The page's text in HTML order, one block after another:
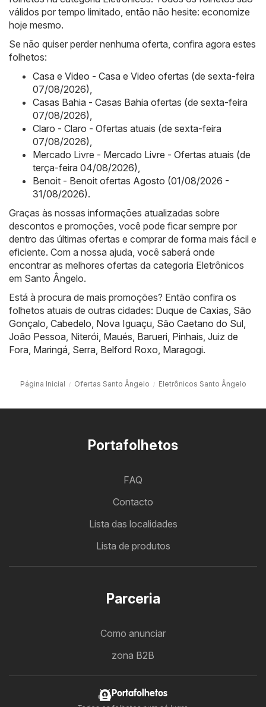
válidos por tempo limitado, então não hesite: economize
hoje mesmo.
Se não quiser perder nenhuma oferta, confira agora estes
folhetos:
Casa e Video - Casa e Video ofertas (de sexta-feira
07/08/2026),
Casas Bahia - Casas Bahia ofertas (de sexta-feira
07/08/2026),
Claro - Claro - Ofertas atuais (de sexta-feira
07/08/2026),
Mercado Livre - Mercado Livre - Ofertas atuais (de
terça-feira 04/08/2026),
Benoit - Benoit ofertas Agosto (01/08/2026 -
31/08/2026).
Graças às nossas informações atualizadas sobre
descontos e promoções, você pode ficar sempre por
dentro das últimas ofertas e comprar de forma mais fácil e
eficiente. Com a nossa ajuda, você saberá onde
encontrar as melhores ofertas da categoria Eletrônicos
em Santo Ângelo.
Está à procura de mais promoções? Então confira os
folhetos atuais de outras cidades: Duque de Caxias, São
Gonçalo, Cabedelo, Nova Iguaçu, São Caetano do Sul,
João Pessoa, Niterói, Maués, Barueri, Pinhais, Juiz de
Fora, Maringá, Serra, Belford Roxo, Maragogi.
Página Inicial Ofertas Santo Ângelo Eletrônicos Santo Ângelo
Portafolhetos
FAQ
Contacto
Lista das localidades
Lista de produtos
Parceria
Como anunciar
zona B2B
Portafolhetos